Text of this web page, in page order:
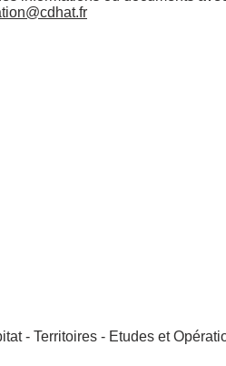
- Territoires - Etudes et